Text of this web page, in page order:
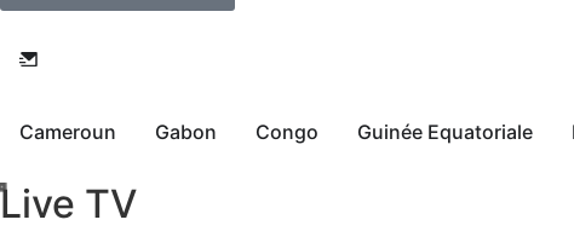
Cameroun Gabon Congo Guinée Equatoriale
Live TV